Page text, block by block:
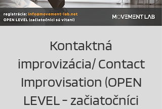
Kontaktná
improvizácia/ Contact
Improvisation (OPEN
LEVEL - začiatočníci